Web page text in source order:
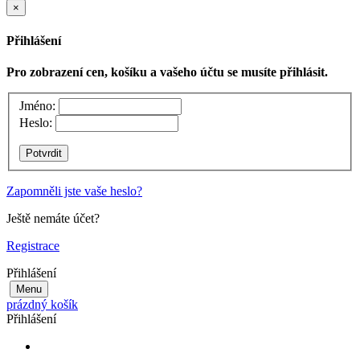
×
Přihlášení
Pro zobrazení cen, košíku a vašeho účtu se musíte přihlásit.
Jméno:
Heslo:
Zapomněli jste vaše heslo?
Ještě nemáte účet?
Registrace
Přihlášení
Menu
prázdný košík
Přihlášení